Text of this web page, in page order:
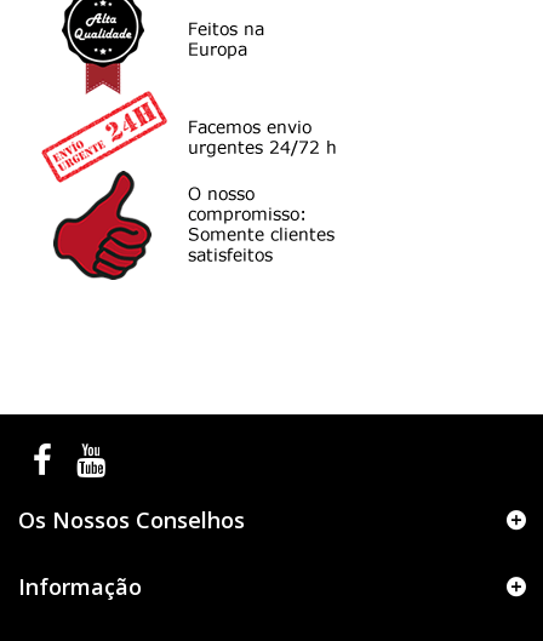
Os Nossos Conselhos
Informação